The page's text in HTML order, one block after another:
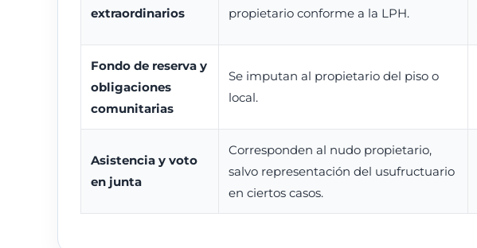
extraordinarios
propietario conforme a la LPH.
Fondo de reserva y
obligaciones
comunitarias
Se imputan al propietario del piso o
local.
Asistencia y voto
en junta
Corresponden al nudo propietario,
salvo representación del usufructuario
en ciertos casos.